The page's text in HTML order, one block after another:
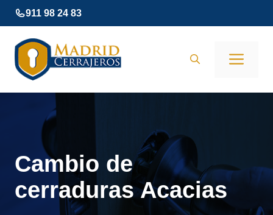
Saltar
al
contenido
911 98 24 83
Cambio de
cerraduras Acacias